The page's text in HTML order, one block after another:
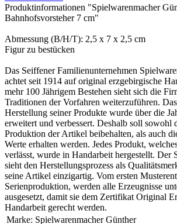
Produktinformationen "Spielwarenmacher
Bahnhofsvorsteher 7 cm"
Abmessung (B/H/T): 2,5 x 7 x 2,5 cm
Figur zu bestücken
Das Seiffener Familienunternehmen
achtet seit 1914 auf original erzgebirgische
mehr 100 Jährigem Bestehen sieht sich die
Traditionen der Vorfahren weiterzuführen.
Herstellung seiner Produkte wurde über die
erweitert und verbessert. Deshalb soll sowohl
Produktion der Artikel beibehalten, als auch
Werte erhalten werden. Jedes Produkt,
verlässt, wurde in Handarbeit hergestellt. Der
sieht den Herstellungsprozess als
seine Artikel einzigartig. Vom ersten
Serienproduktion, werden alle Erzeugnisse
ausgesetzt, damit sie dem Zertifikat Original
Handarbeit gerecht werden.
Marke: Spielwarenmacher Günther